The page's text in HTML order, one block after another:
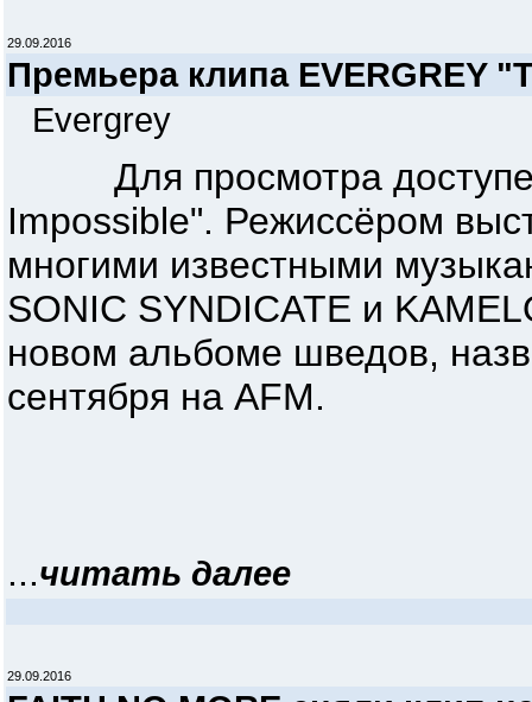
29.09.2016
Премьера клипа EVERGREY
Evergrey
Для просмотра доступен
Impossible". Режиссёром
многими известными
SONIC SYNDICATE и
новом альбоме шведов,
сентября на AFM.
...читать далее
29.09.2016